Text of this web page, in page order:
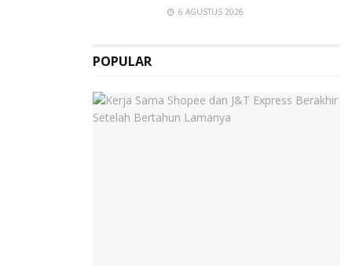
6 AGUSTUS 2026
POPULAR